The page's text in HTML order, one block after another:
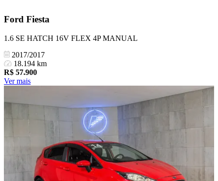
Ford Fiesta
1.6 SE HATCH 16V FLEX 4P MANUAL
2017/2017
18.194 km
R$ 57.900
Ver mais